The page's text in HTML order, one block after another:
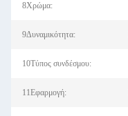
8Χρώμα:
9Δυναμικότητα:
10Τύπος συνδέσμου:
11Εφαρμογή: